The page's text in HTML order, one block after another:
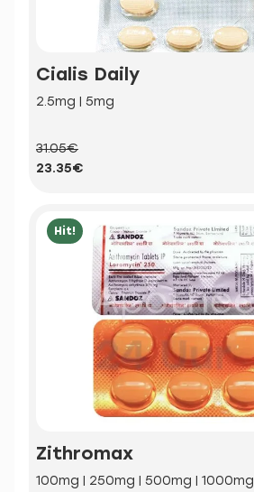
Cialis Daily
2.5mg | 5mg
31.05€
23.35€
Hit!
Zithromax
100mg | 250mg | 500mg | 1000mg